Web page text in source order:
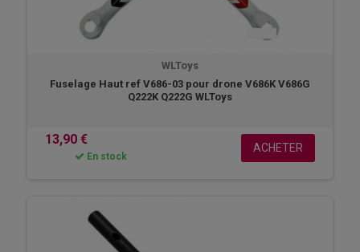
WLToys
Fuselage Haut ref V686-03 pour drone V686K V686G
Q222K Q222G WLToys
13,90 €
En stock
ACHETER